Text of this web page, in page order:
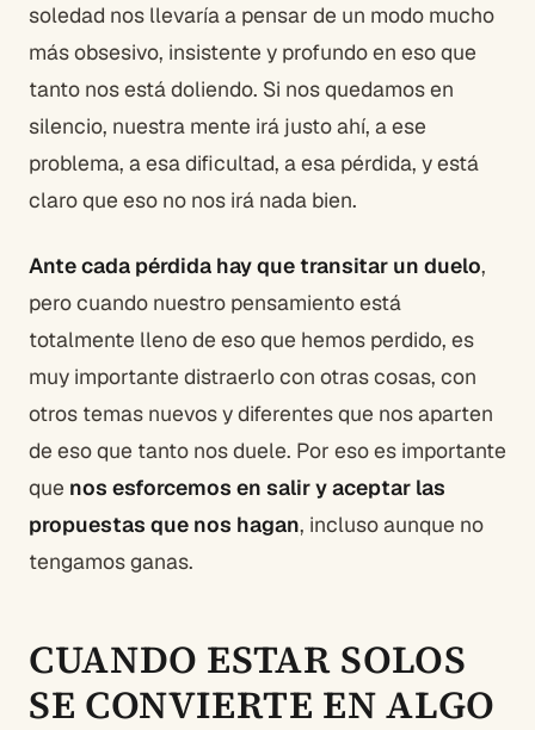
soledad nos llevaría a pensar de un modo mucho
más obsesivo, insistente y profundo en eso que
tanto nos está doliendo. Si nos quedamos en
silencio, nuestra mente irá justo ahí, a ese
problema, a esa dificultad, a esa pérdida, y está
claro que eso no nos irá nada bien.
Ante cada pérdida hay que transitar un duelo,
pero cuando nuestro pensamiento está
totalmente lleno de eso que hemos perdido, es
muy importante distraerlo con otras cosas, con
otros temas nuevos y diferentes que nos aparten
de eso que tanto nos duele. Por eso es importante
que nos esforcemos en salir y aceptar las
propuestas que nos hagan, incluso aunque no
tengamos ganas.
CUANDO ESTAR SOLOS
SE CONVIERTE EN ALGO